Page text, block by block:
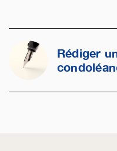
Rédiger